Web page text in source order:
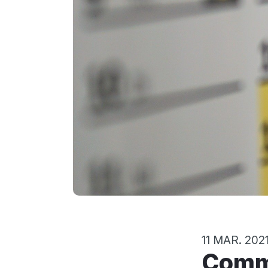
11 MAR.
Comment créer un calendrier 2-